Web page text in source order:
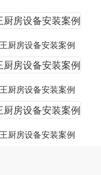
厨房设备安装案例
厨房设备安装案例
厨房设备安装案例